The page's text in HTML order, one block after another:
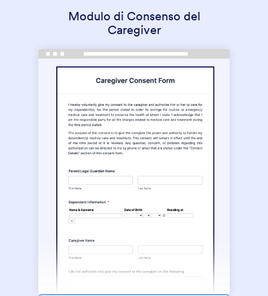
Modulo di Consenso del
Caregiver